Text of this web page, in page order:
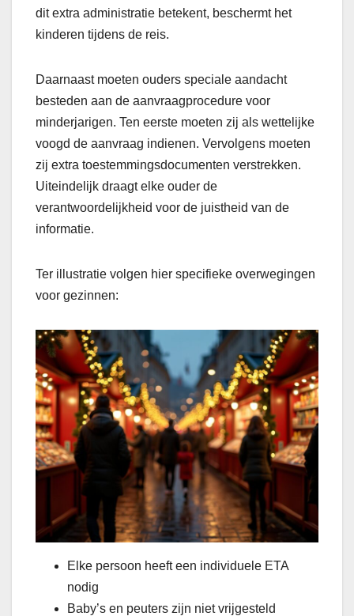
dit extra administratie betekent, beschermt het
kinderen tijdens de reis.
Daarnaast moeten ouders speciale aandacht
besteden aan de aanvraagprocedure voor
minderjarigen. Ten eerste moeten zij als wettelijke
voogd de aanvraag indienen. Vervolgens moeten
zij extra toestemmingsdocumenten verstrekken.
Uiteindelijk draagt elke ouder de
verantwoordelijkheid voor de juistheid van de
informatie.
Ter illustratie volgen hier specifieke overwegingen
voor gezinnen:
Elke persoon heeft een individuele ETA
nodig
Baby’s en peuters zijn niet vrijgesteld